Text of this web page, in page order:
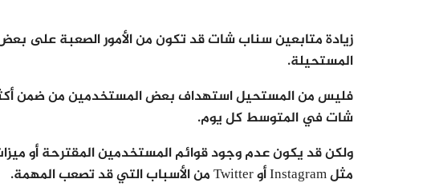
زيادة متابعين سناب شات قد تكون من الأمور الصعبة على
المستحيلة.
شات في المتوسط كل يوم.
ولكن قد يكون عدم وجود قوائم المستخدمين المقترحة أو
مثل Instagram أو Twitter من الأسباب التي قد تصعب المهمة.